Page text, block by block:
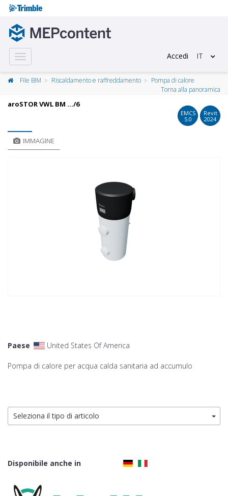
Toggle
navigation
Accedi IT
File BIM Riscaldamento e raffreddamento
Pompa di calore
Torna alla panoramica
aroSTOR VWL BM …/6
EMCS
5.0
Revit
2024
IMMAGINE
Paese United States Of America
Pompa di calore per acqua calda sanitaria ad accumulo
Seleziona il tipo di articolo
Disponibile anche in